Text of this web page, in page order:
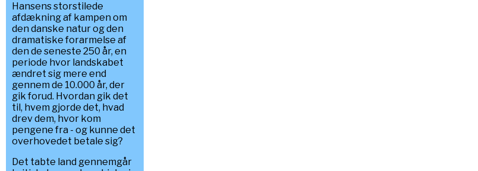
Hansens storstilede
afdækning af kampen om
den danske natur og den
dramatiske forarmelse af
den de seneste 250 år, en
periode hvor landskabet
ændret sig mere end
gennem de 10.000 år, der
gik forud. Hvordan gik det
til, hvem gjorde det, hvad
drev dem, hvor kom
pengene fra - og kunne det
overhovedet betale sig?
Det tabte land gennemgår